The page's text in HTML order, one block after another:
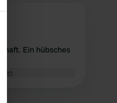
Ein hübsches